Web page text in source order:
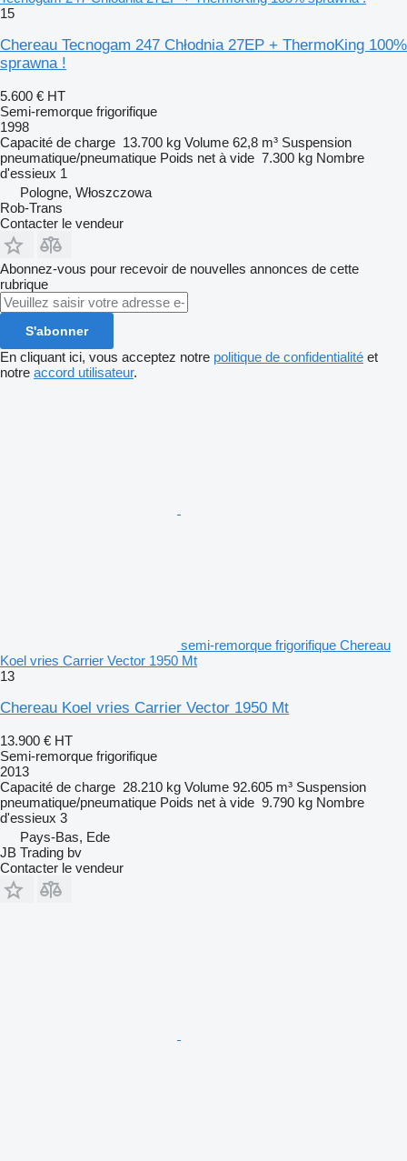
15
Chereau Tecnogam 247 Chłodnia 27EP + ThermoKing 100%
sprawna !
5.600 € HT
Semi-remorque frigorifique
1998
Capacité de charge 13.700 kg Volume 62,8 m³ Suspension
pneumatique/pneumatique Poids net à vide 7.300 kg Nombre
d'essieux 1
Pologne, Włoszczowa
Rob-Trans
Contacter le vendeur
Abonnez-vous pour recevoir de nouvelles annonces de cette
rubrique
S'abonner
En cliquant ici, vous acceptez notre politique de confidentialité et
notre accord utilisateur.
semi-remorque frigorifique Chereau
Koel vries Carrier Vector 1950 Mt
13
Chereau Koel vries Carrier Vector 1950 Mt
13.900 € HT
Semi-remorque frigorifique
2013
Capacité de charge 28.210 kg Volume 92.605 m³ Suspension
pneumatique/pneumatique Poids net à vide 9.790 kg Nombre
d'essieux 3
Pays-Bas, Ede
JB Trading bv
Contacter le vendeur